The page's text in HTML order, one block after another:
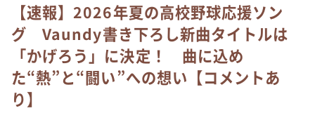
なるみ・岡村の過ぎるTV
相席食堂
これ余談なんですけど・・・
【速報】2026年夏の高校野球応援ソン
グ Vaundy書き下ろし新曲タイトルは
「かげろう」に決定！ 曲に込め
た“熱”と“闘い”への想い【コメントあ
り】